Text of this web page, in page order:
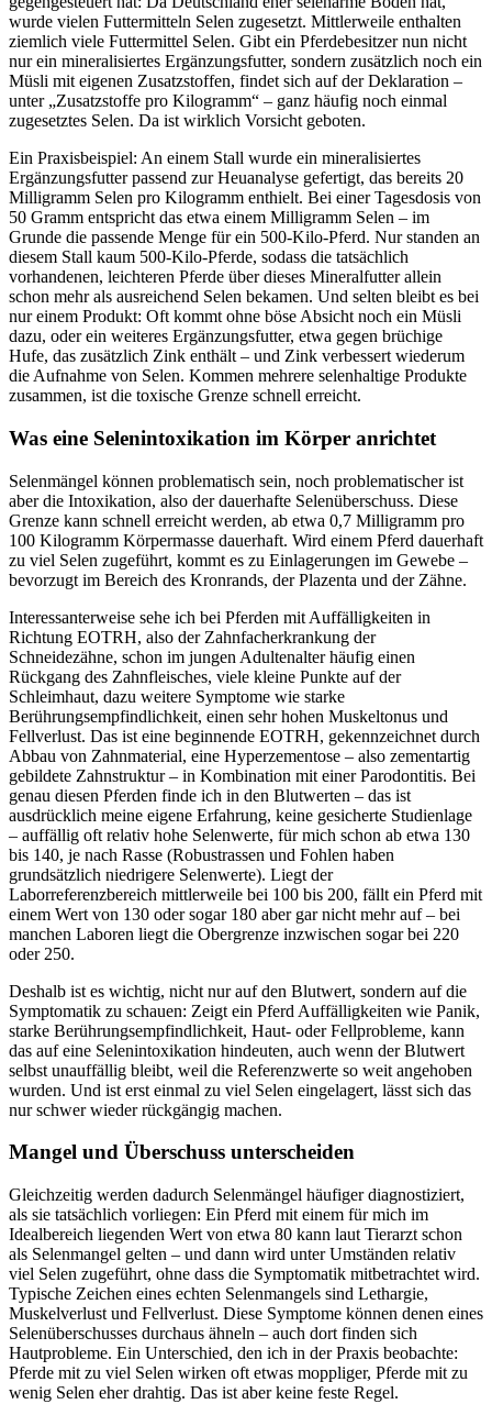
wurde vielen Futtermitteln Selen zugesetzt. Mittlerweile enthalten
ziemlich viele Futtermittel Selen. Gibt ein Pferdebesitzer nun nicht
nur ein mineralisiertes Ergänzungsfutter, sondern zusätzlich noch ein
Müsli mit eigenen Zusatzstoffen, findet sich auf der Deklaration –
unter „Zusatzstoffe pro Kilogramm“ – ganz häufig noch einmal
zugesetztes Selen. Da ist wirklich Vorsicht geboten.
Ein Praxisbeispiel: An einem Stall wurde ein mineralisiertes
Ergänzungsfutter passend zur Heuanalyse gefertigt, das bereits 20
Milligramm Selen pro Kilogramm enthielt. Bei einer Tagesdosis von
50 Gramm entspricht das etwa einem Milligramm Selen – im
Grunde die passende Menge für ein 500-Kilo-Pferd. Nur standen an
diesem Stall kaum 500-Kilo-Pferde, sodass die tatsächlich
vorhandenen, leichteren Pferde über dieses Mineralfutter allein
schon mehr als ausreichend Selen bekamen. Und selten bleibt es bei
nur einem Produkt: Oft kommt ohne böse Absicht noch ein Müsli
dazu, oder ein weiteres Ergänzungsfutter, etwa gegen brüchige
Hufe, das zusätzlich Zink enthält – und Zink verbessert wiederum
die Aufnahme von Selen. Kommen mehrere selenhaltige Produkte
zusammen, ist die toxische Grenze schnell erreicht.
Was eine Selenintoxikation im Körper anrichtet
Selenmängel können problematisch sein, noch problematischer ist
aber die Intoxikation, also der dauerhafte Selenüberschuss. Diese
Grenze kann schnell erreicht werden, ab etwa 0,7 Milligramm pro
100 Kilogramm Körpermasse dauerhaft. Wird einem Pferd dauerhaft
zu viel Selen zugeführt, kommt es zu Einlagerungen im Gewebe –
bevorzugt im Bereich des Kronrands, der Plazenta und der Zähne.
Interessanterweise sehe ich bei Pferden mit Auffälligkeiten in
Richtung EOTRH, also der Zahnfacherkrankung der
Schneidezähne, schon im jungen Adultenalter häufig einen
Rückgang des Zahnfleisches, viele kleine Punkte auf der
Schleimhaut, dazu weitere Symptome wie starke
Berührungsempfindlichkeit, einen sehr hohen Muskeltonus und
Fellverlust. Das ist eine beginnende EOTRH, gekennzeichnet durch
Abbau von Zahnmaterial, eine Hyperzementose – also zementartig
gebildete Zahnstruktur – in Kombination mit einer Parodontitis. Bei
genau diesen Pferden finde ich in den Blutwerten – das ist
ausdrücklich meine eigene Erfahrung, keine gesicherte Studienlage
– auffällig oft relativ hohe Selenwerte, für mich schon ab etwa 130
bis 140, je nach Rasse (Robustrassen und Fohlen haben
grundsätzlich niedrigere Selenwerte). Liegt der
Laborreferenzbereich mittlerweile bei 100 bis 200, fällt ein Pferd mit
einem Wert von 130 oder sogar 180 aber gar nicht mehr auf – bei
manchen Laboren liegt die Obergrenze inzwischen sogar bei 220
oder 250.
Deshalb ist es wichtig, nicht nur auf den Blutwert, sondern auf die
Symptomatik zu schauen: Zeigt ein Pferd Auffälligkeiten wie Panik,
starke Berührungsempfindlichkeit, Haut- oder Fellprobleme, kann
das auf eine Selenintoxikation hindeuten, auch wenn der Blutwert
selbst unauffällig bleibt, weil die Referenzwerte so weit angehoben
wurden. Und ist erst einmal zu viel Selen eingelagert, lässt sich das
nur schwer wieder rückgängig machen.
Mangel und Überschuss unterscheiden
Gleichzeitig werden dadurch Selenmängel häufiger diagnostiziert,
als sie tatsächlich vorliegen: Ein Pferd mit einem für mich im
Idealbereich liegenden Wert von etwa 80 kann laut Tierarzt schon
als Selenmangel gelten – und dann wird unter Umständen relativ
viel Selen zugeführt, ohne dass die Symptomatik mitbetrachtet wird.
Typische Zeichen eines echten Selenmangels sind Lethargie,
Muskelverlust und Fellverlust. Diese Symptome können denen eines
Selenüberschusses durchaus ähneln – auch dort finden sich
Hautprobleme. Ein Unterschied, den ich in der Praxis beobachte:
Pferde mit zu viel Selen wirken oft etwas moppliger, Pferde mit zu
wenig Selen eher drahtig. Das ist aber keine feste Regel.